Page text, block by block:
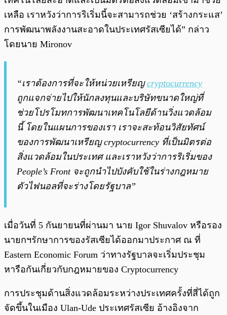
เหลือ เราหวังว่าการริเริ่มนี้จะสามารถช่วย ‘สร้างกระแส’
การพัฒนาพลังงานสะอาดในประเทศรัสเซียได้” กล่าว
โดยนาย Mironov
“เราต้องการที่จะให้หน่วยเหรียญcryptocurrency
ถูกแจกจ่ายไปให้นักลงทุนและบริษัทขนาดใหญ่ที่
ช่วยโปรโมทการพัฒนาเทคโนโลยีด้านวิ่งแวดล้อม
นี้ โดยในแผนการของเรา เราจะสะท้อนวิสัยทัศน์
ของการพัฒนาเหรียญ cryptocurrency ที่เป็นมิตรต่อ
สิ่งแวดล้อมในประเทศ และเราหวังว่าการริเริ่มของ
People’s Front จะถูกนำไปบังคับใช้ในร่างกฎหมาย
ตัวไฟนอลที่จะร่างโดยรัฐบาล”
เมื่อวันที่ 5 กันยายนที่ผ่านมา นาย Igor Shuvalov หรือรอง
นายกฯรักษาการของรัสเซียได้ออกมาประกาศ ณ ที่
Eastern Economic Forum ว่าทางรัฐบาลจะเริ่มประชุม
หารือกันเกี่ยวกับกฎหมายของ Cryptocurrency
การประชุมด้านสิ่งแวดล้อมระหว่างประเทศครั้งที่สี่ได้ถูก
จัดขึ้นในเมือง Ulan-Ude ประเทศรัสเซีย อ้างอิงจาก